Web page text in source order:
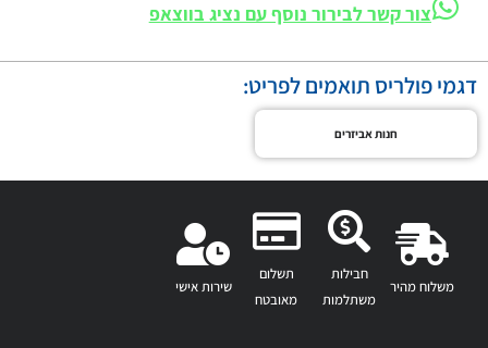
צור קשר לבירור נוסף עם נציג בווצאפ
דגמי פולריס תואמים לפריט:
חנות אביזרים
משלוח מהיר
חבילות
משתלמות
תשלום
מאובטח
שירות אישי